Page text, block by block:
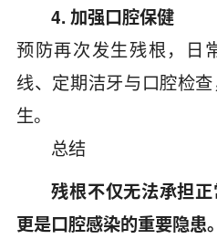
4. 加强口腔保健
预防再次发生残根，日
线、定期洁牙与口腔检
生。
总结
残根不仅无法承担正
更是口腔感染的重要隐患。